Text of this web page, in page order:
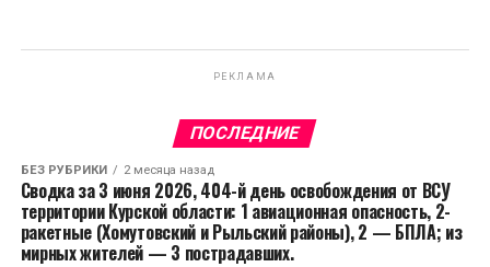
РЕКЛАМА
ПОСЛЕДНИЕ
БЕЗ РУБРИКИ 2 месяца назад
Сводка за 3 июня 2026, 404-й день освобождения от ВСУ
территории Курской области: 1 авиационная опасность, 2-
ракетные (Хомутовский и Рыльский районы), 2 — БПЛА; из
мирных жителей — 3 пострадавших.